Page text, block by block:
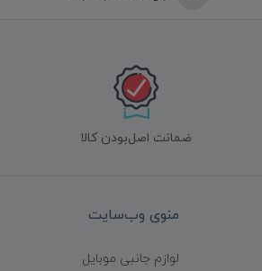
ضمانت اصل‌بودن کالا
منوی وب‌سایت
لوازم جانبی موبایل